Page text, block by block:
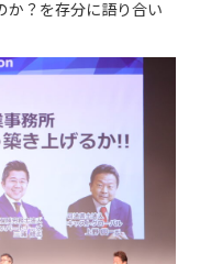
か？を存分に語り合い